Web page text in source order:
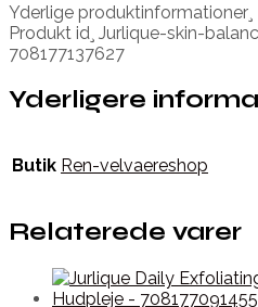
Yderlige produktinformationer¸
Produkt id¸ Jurlique-skin-
708177137627
Yderligere
Butik Ren-velvaereshop
Relaterede varer